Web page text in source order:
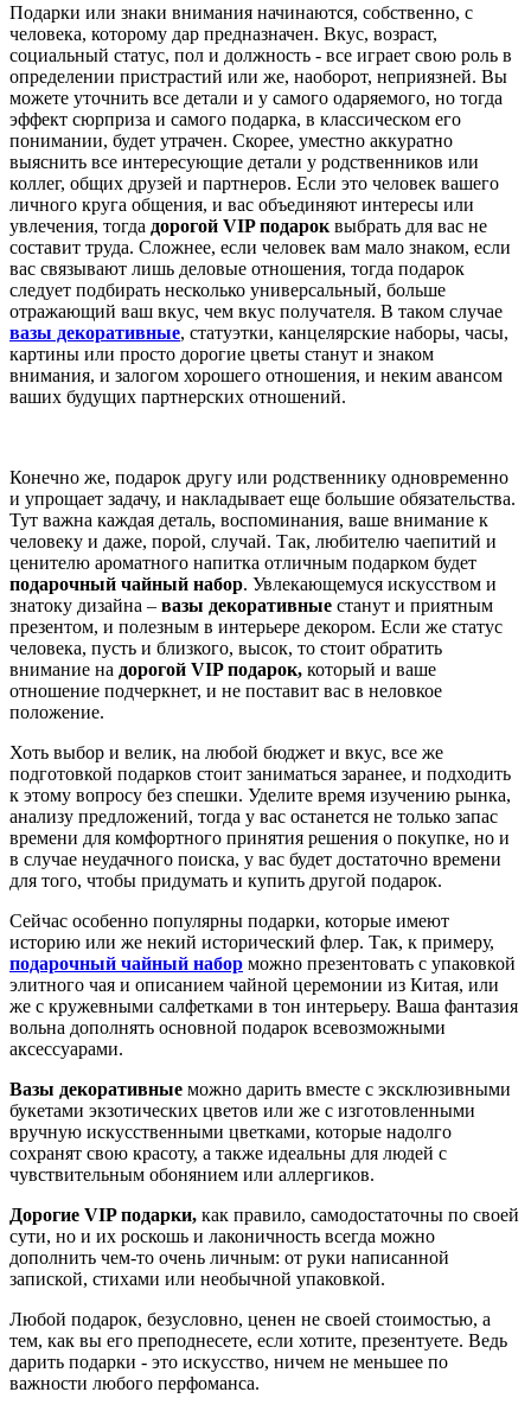
Подарки или знаки внимания начинаются, собственно, с
человека, которому дар предназначен. Вкус, возраст,
социальный статус, пол и должность - все играет свою роль в
определении пристрастий или же, наоборот, неприязней. Вы
можете уточнить все детали и у самого одаряемого, но тогда
эффект сюрприза и самого подарка, в классическом его
понимании, будет утрачен. Скорее, уместно аккуратно
выяснить все интересующие детали у родственников или
коллег, общих друзей и партнеров. Если это человек вашего
личного круга общения, и вас объединяют интересы или
увлечения, тогда дорогой VIPподарок выбрать для вас не
составит труда. Сложнее, если человек вам мало знаком, если
вас связывают лишь деловые отношения, тогда подарок
следует подбирать несколько универсальный, больше
отражающий ваш вкус, чем вкус получателя. В таком случае
вазы декоративные, статуэтки, канцелярские наборы, часы,
картины или просто дорогие цветы станут и знаком
внимания, и залогом хорошего отношения, и неким авансом
ваших будущих партнерских отношений.
Конечно же, подарок другу или родственнику одновременно
и упрощает задачу, и накладывает еще большие обязательства.
Тут важна каждая деталь, воспоминания, ваше внимание к
человеку и даже, порой, случай. Так, любителю чаепитий и
ценителю ароматного напитка отличным подарком будет
подарочный чайный набор. Увлекающемуся искусством и
знатоку дизайна – вазы декоративные станут и приятным
презентом, и полезным в интерьере декором. Если же статус
человека, пусть и близкого, высок, то стоит обратить
внимание на дорогой VIPподарок, который и ваше
отношение подчеркнет, и не поставит вас в неловкое
положение.
Хоть выбор и велик, на любой бюджет и вкус, все же
подготовкой подарков стоит заниматься заранее, и подходить
к этому вопросу без спешки. Уделите время изучению рынка,
анализу предложений, тогда у вас останется не только запас
времени для комфортного принятия решения о покупке, но и
в случае неудачного поиска, у вас будет достаточно времени
для того, чтобы придумать и купить другой подарок.
Сейчас особенно популярны подарки, которые имеют
историю или же некий исторический флер. Так, к примеру,
подарочный чайный набор можно презентовать с упаковкой
элитного чая и описанием чайной церемонии из Китая, или
же с кружевными салфетками в тон интерьеру. Ваша фантазия
вольна дополнять основной подарок всевозможными
аксессуарами.
Вазы декоративные можно дарить вместе с эксклюзивными
букетами экзотических цветов или же с изготовленными
вручную искусственными цветками, которые надолго
сохранят свою красоту, а также идеальны для людей с
чувствительным обонянием или аллергиков.
Дорогие VIPподарки, как правило, самодостаточны по своей
сути, но и их роскошь и лаконичность всегда можно
дополнить чем-то очень личным: от руки написанной
запиской, стихами или необычной упаковкой.
Любой подарок, безусловно, ценен не своей стоимостью, а
тем, как вы его преподнесете, если хотите, презентуете. Ведь
дарить подарки - это искусство, ничем не меньшее по
важности любого перфоманса.